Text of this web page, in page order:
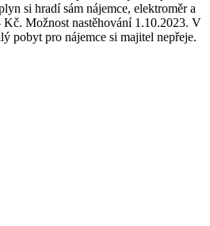
si hradí sám nájemce, elektroměr a
Kč. Možnost nastěhování 1.10.2023. V
pobyt pro nájemce si majitel nepřeje.